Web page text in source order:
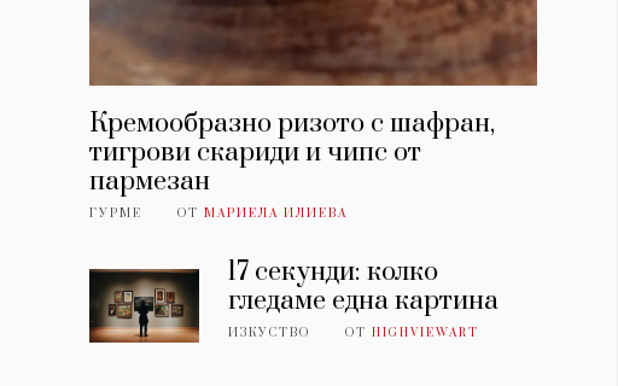
Кремообразно ризото с шафран,
тигрови скариди и чипс от
пармезан
ГУРМЕ ОТ МАРИЕЛА ИЛИЕВА
17 секунди: колко
гледаме една картина
ИЗКУСТВО ОТHIGHVIEWART